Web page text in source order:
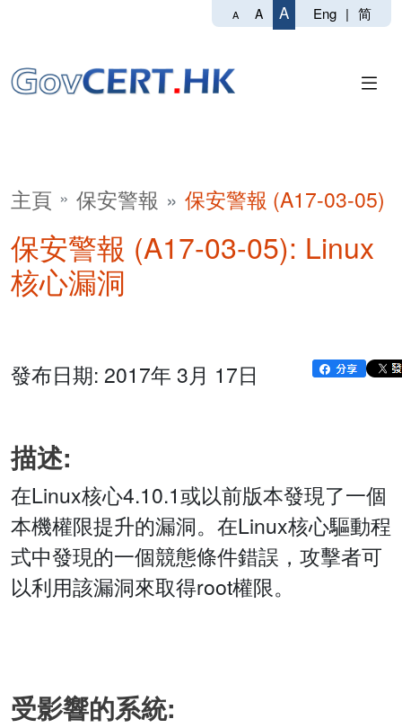
A A A Eng | 简
主頁 保安警報 保安警報 (A17-03-05)
保安警報 (A17-03-05): Linux
核心漏洞
發布日期: 2017年 3月 17日
描述:
在Linux核心4.10.1或以前版本發現了一個
本機權限提升的漏洞。在Linux核心驅動程
式中發現的一個競態條件錯誤，攻擊者可
以利用該漏洞來取得root權限。
受影響的系統: